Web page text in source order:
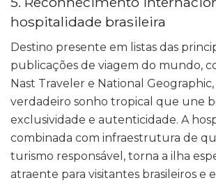
hospitalidade brasileira
Destino presente em listas das
publicações de viagem do mundo,
Nast Traveler e National
verdadeiro sonho tropical que une
exclusividade e autenticidade. A
combinada com infraestrutura de
turismo responsável, torna a ilha
atraente para visitantes brasileiros e